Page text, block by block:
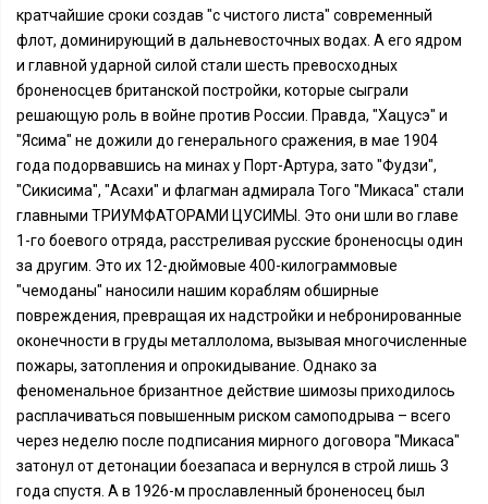
кратчайшие сроки создав "с чистого листа" современный
флот, доминирующий в дальневосточных водах. А его ядром
и главной ударной силой стали шесть превосходных
броненосцев британской постройки, которые сыграли
решающую роль в войне против России. Правда, "Хацусэ" и
"Ясима" не дожили до генерального сражения, в мае 1904
года подорвавшись на минах у Порт-Артура, зато "Фудзи",
"Сикисима", "Асахи" и флагман адмирала Того "Микаса" стали
главными ТРИУМФАТОРАМИ ЦУСИМЫ. Это они шли во главе
1-го боевого отряда, расстреливая русские броненосцы один
за другим. Это их 12-дюймовые 400-килограммовые
"чемоданы" наносили нашим кораблям обширные
повреждения, превращая их надстройки и небронированные
оконечности в груды металлолома, вызывая многочисленные
пожары, затопления и опрокидывание. Однако за
феноменальное бризантное действие шимозы приходилось
расплачиваться повышенным риском самоподрыва – всего
через неделю после подписания мирного договора "Микаса"
затонул от детонации боезапаса и вернулся в строй лишь 3
года спустя. А в 1926-м прославленный броненосец был